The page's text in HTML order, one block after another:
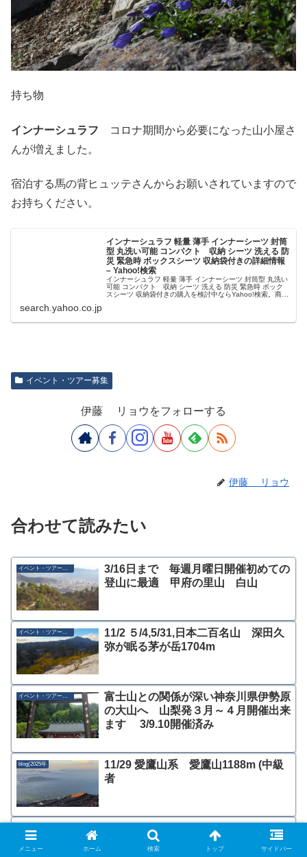
持ち物
インナーシュラフ コロナ期間から必要になった山小屋さ
んが増えました。
宿泊する馬の背ヒュッテさんからお願いされていますので
お持ちください。
インナーシュラフ 軽量 薄手 インナーシーツ 封筒
型 丸洗い可能 コンパクト 収納 シーツ 洗える 防
災 緊急時 ボックスシーツ 収納袋付きの詳細情報
– Yahoo!検索
インナーシュラフ 軽量 薄手 インナーシーツ 封筒型 丸洗い
可能 コンパクト 収納 シーツ 洗える 防災 緊急時 ボック
スシーツ 収納袋付きの購入を検討中ならYahoo!検索。商品
search.yahoo.co.jp
イベント・ツアー募集
伊藤 リョウをフォローする
伊藤 リョウ
合わせて読みたい
3/16日まで 毎週月曜日開催初めての
登山に最適 甲府の里山 白山
11/2 ５/4,5/31,日本二百名山 深田久
弥が眠る茅が岳1704m
富士山との関係が深い神奈川県伊勢原
の大山へ 山梨発３月～４月開催出来
ます 3/9.10開催済み
blog(2025年
11/29 愛鷹山系 愛鷹山1188m (中級
者
3/28.29,11/18、1２/2箱根エリアから
選ぶ 明神ヶ岳
メニュー ホーム 検索 トップ サイドバー